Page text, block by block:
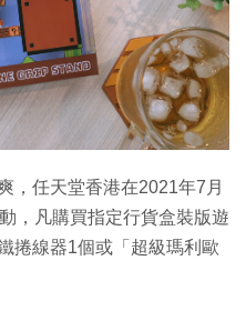
，任天堂香港在2021年7月
，凡購買指定行貨盒裝版遊
捲線器1個或「超級瑪利歐